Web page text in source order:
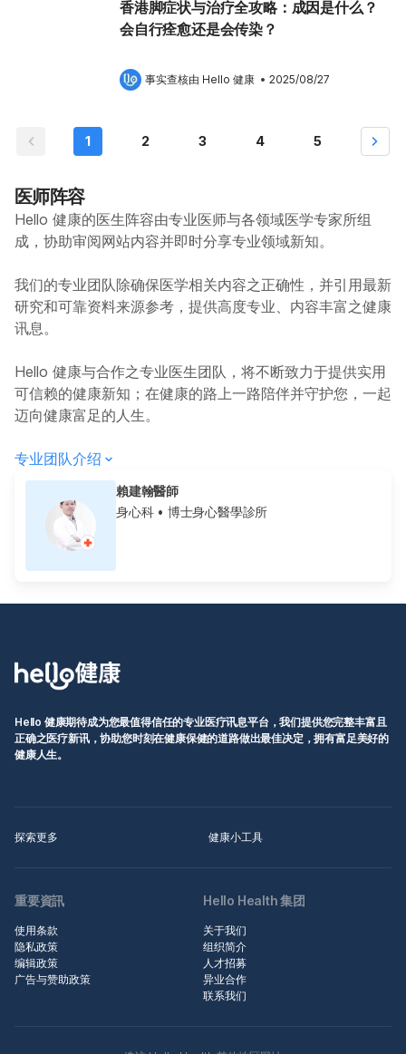
香港脚症状与治疗全攻略：成因是什么？
会自行痊愈还是会传染？
事实查核由 Hello 健康 • 2025/08/27
1 2 3 4 5
医师阵容
Hello 健康的医生阵容由专业医师与各领域医学专家所组
成，协助审阅网站内容并即时分享专业领域新知。
我们的专业团队除确保医学相关内容之正确性，并引用最新
研究和可靠资料来源参考，提供高度专业、内容丰富之健康
讯息。
Hello 健康与合作之专业医生团队，将不断致力于提供实用
可信赖的健康新知；在健康的路上一路陪伴并守护您，一起
迈向健康富足的人生。
专业团队介绍
賴建翰醫師
身心科• 博士身心醫學診所
Hello 健康期待成为您最值得信任的专业医疗讯息平台，我们提供您完整丰富且
正确之医疗新讯，协助您时刻在健康保健的道路做出最佳决定，拥有富足美好的
健康人生。
探索更多 健康小工具
重要資訊
使用条款
隐私政策
编辑政策
广告与赞助政策
Hello Health 集团
关于我们
组织简介
人才招募
异业合作
联系我们